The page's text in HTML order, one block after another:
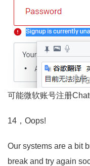
可能微软账号注册
14，Oops!
Our systems are a bit
break and try again